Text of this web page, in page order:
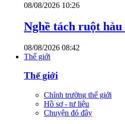
08/08/2026 10:26
Nghề tách ruột
08/08/2026 08:42
Thế giới
Thế giới
Chính trường thế giới
Hồ sơ - tư liệu
Chuyện đó đây